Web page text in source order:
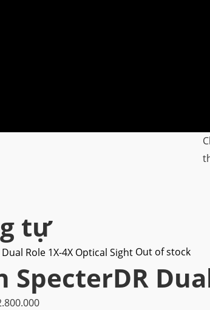
tự
Out of stock
SpecterDR
Giá